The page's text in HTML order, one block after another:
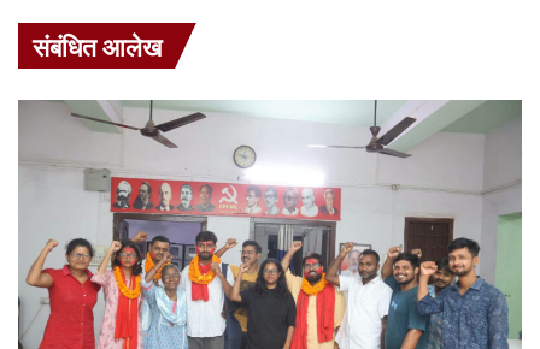
संबंधित आलेख